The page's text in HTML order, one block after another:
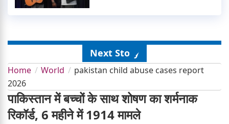
Next Story
Home World
pakistan child abuse cases report
2026
पाकिस्तान में बच्चों के साथ शोषण का शर्मनाक
रिकॉर्ड, 6 महीने में 1914 मामले